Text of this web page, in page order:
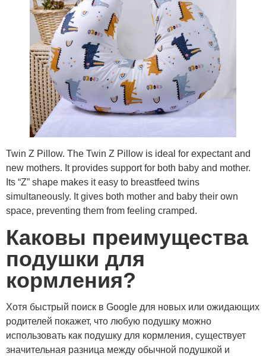
Twin Z Pillow. The Twin Z Pillow is ideal for expectant and
new mothers. It provides support for both baby and mother.
Its “Z” shape makes it easy to breastfeed twins
simultaneously. It gives both mother and baby their own
space, preventing them from feeling cramped.
Каковы преимущества
подушки для
кормления?
Хотя быстрый поиск в Google для новых или ожидающих
родителей покажет, что любую подушку можно
использовать как подушку для кормления, существует
значительная разница между обычной подушкой и